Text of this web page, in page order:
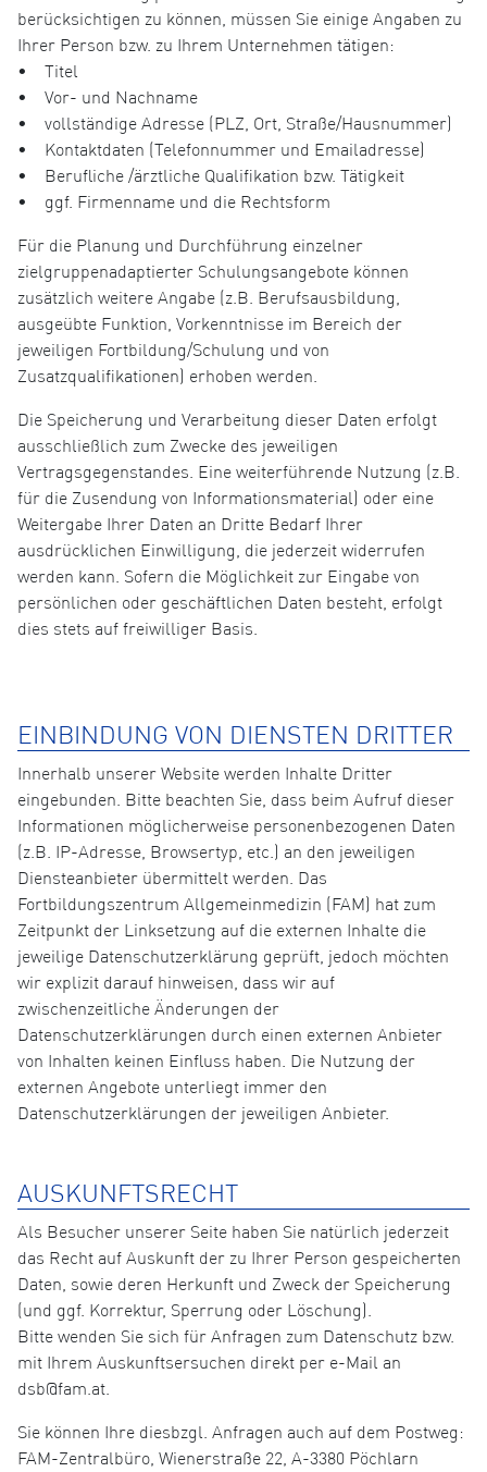
berücksichtigen zu können, müssen Sie einige Angaben zu
Ihrer Person bzw. zu Ihrem Unternehmen tätigen:
• Titel
• Vor- und Nachname
• vollständige Adresse (PLZ, Ort, Straße/Hausnummer)
• Kontaktdaten (Telefonnummer und Emailadresse)
• Berufliche /ärztliche Qualifikation bzw. Tätigkeit
• ggf. Firmenname und die Rechtsform
Für die Planung und Durchführung einzelner
zielgruppenadaptierter Schulungsangebote können
zusätzlich weitere Angabe (z.B. Berufsausbildung,
ausgeübte Funktion, Vorkenntnisse im Bereich der
jeweiligen Fortbildung/Schulung und von
Zusatzqualifikationen) erhoben werden.
Die Speicherung und Verarbeitung dieser Daten erfolgt
ausschließlich zum Zwecke des jeweiligen
Vertragsgegenstandes. Eine weiterführende Nutzung (z.B.
für die Zusendung von Informationsmaterial) oder eine
Weitergabe Ihrer Daten an Dritte Bedarf Ihrer
ausdrücklichen Einwilligung, die jederzeit widerrufen
werden kann. Sofern die Möglichkeit zur Eingabe von
persönlichen oder geschäftlichen Daten besteht, erfolgt
dies stets auf freiwilliger Basis.
EINBINDUNG VON DIENSTEN DRITTER
Innerhalb unserer Website werden Inhalte Dritter
eingebunden. Bitte beachten Sie, dass beim Aufruf dieser
Informationen möglicherweise personenbezogenen Daten
(z.B. IP-Adresse, Browsertyp, etc.) an den jeweiligen
Diensteanbieter übermittelt werden. Das
Fortbildungszentrum Allgemeinmedizin (FAM) hat zum
Zeitpunkt der Linksetzung auf die externen Inhalte die
jeweilige Datenschutzerklärung geprüft, jedoch möchten
wir explizit darauf hinweisen, dass wir auf
zwischenzeitliche Änderungen der
Datenschutzerklärungen durch einen externen Anbieter
von Inhalten keinen Einfluss haben. Die Nutzung der
externen Angebote unterliegt immer den
Datenschutzerklärungen der jeweiligen Anbieter.
AUSKUNFTSRECHT
Als Besucher unserer Seite haben Sie natürlich jederzeit
das Recht auf Auskunft der zu Ihrer Person gespeicherten
Daten, sowie deren Herkunft und Zweck der Speicherung
(und ggf. Korrektur, Sperrung oder Löschung).
Bitte wenden Sie sich für Anfragen zum Datenschutz bzw.
mit Ihrem Auskunftsersuchen direkt per e-Mail an
dsb@fam.at.
Sie können Ihre diesbzgl. Anfragen auch auf dem Postweg:
FAM-Zentralbüro, Wienerstraße 22, A-3380 Pöchlarn